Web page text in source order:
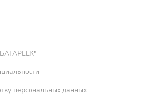
персональных данных